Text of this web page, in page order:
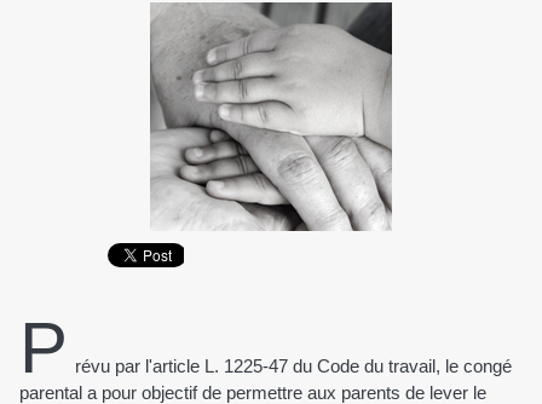
P révu par l'article L. 1225-47 du Code du travail, le congé
parental a pour objectif de permettre aux parents de lever le